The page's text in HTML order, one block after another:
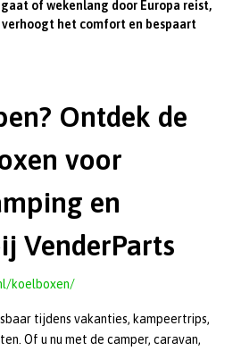
of wekenlang door Europa reist,
het comfort en bespaart
Ontdek de
voor
en
VenderParts
koelboxen/
tijdens vakanties, kampeertrips,
Of u nu met de camper, caravan,